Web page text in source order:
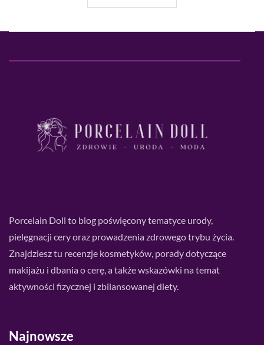
Porcelain Doll to blog poświęcony tematyce urody,
pielęgnacji cery oraz prowadzenia zdrowego trybu życia.
Znajdziesz tu recenzje kosmetyków, porady dotyczące
makijażu i dbania o cerę, a także wskazówki na temat
aktywności fizycznej i zbilansowanej diety.
Najnowsze